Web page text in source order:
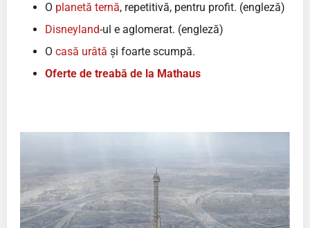
O planetă ternă, repetitivă, pentru profit. (engleză)
Disneyland-ul e aglomerat. (engleză)
O casă urâtă și foarte scumpă.
Oferte de treabă de la Mathaus